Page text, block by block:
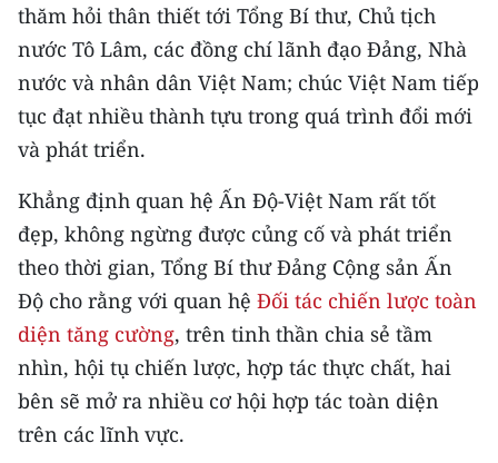
Media Chính trị
Media Kinh tế
Media Văn hóa
Media Pháp luật
Media Du lịch
Media Thế giới
Media Thể thao
Media Giáo dục
thăm hỏi thân thiết tới Tổng Bí thư, Chủ tịch
nước Tô Lâm, các đồng chí lãnh đạo Đảng, Nhà
nước và nhân dân Việt Nam; chúc Việt Nam tiếp
tục đạt nhiều thành tựu trong quá trình đổi mới
và phát triển.
Khẳng định quan hệ Ấn Độ-Việt Nam rất tốt
đẹp, không ngừng được củng cố và phát triển
theo thời gian, Tổng Bí thư Đảng Cộng sản Ấn
Độ cho rằng với quan hệ Đối tác chiến lược toàn
diện tăng cường, trên tinh thần chia sẻ tầm
nhìn, hội tụ chiến lược, hợp tác thực chất, hai
bên sẽ mở ra nhiều cơ hội hợp tác toàn diện
trên các lĩnh vực.